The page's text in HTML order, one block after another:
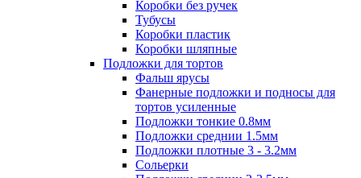
Коробки без ручек
Тубусы
Коробки пластик
Коробки шляпные
Подложки для тортов
Фальш ярусы
Фанерные подложки и подносы для
тортов усиленные
Подложки тонкие 0.8мм
Подложки среднии 1.5мм
Подложки плотные 3 - 3.2мм
Сольерки